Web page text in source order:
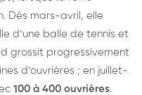
Dès mars-avril, elle
d’une balle de tennis et
grossit progressivement
d’ouvrières ; en juillet-
100 à 400 ouvrières.